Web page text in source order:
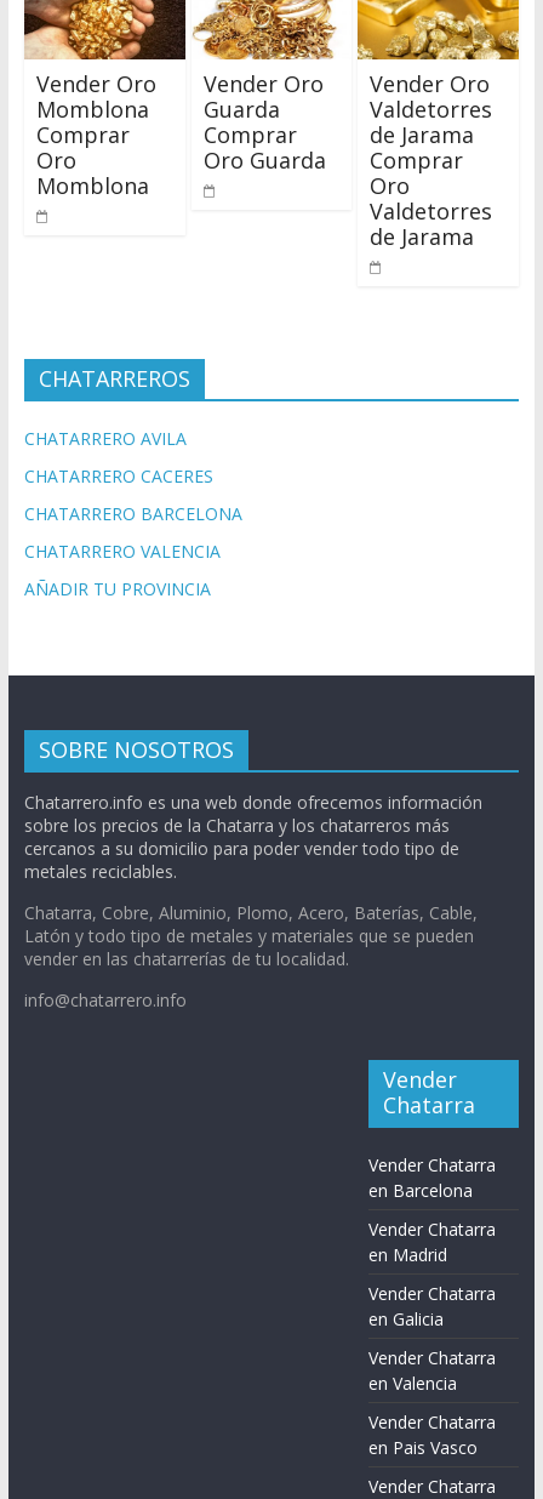
Vender Oro
Momblona
Comprar
Oro
Momblona
Vender Oro
Guarda
Comprar
Oro Guarda
Vender Oro
Valdetorres
de Jarama
Comprar
Oro
Valdetorres
de Jarama
CHATARREROS
CHATARRERO AVILA
CHATARRERO CACERES
CHATARRERO BARCELONA
CHATARRERO VALENCIA
AÑADIR TU PROVINCIA
SOBRE NOSOTROS
Chatarrero.info es una web donde ofrecemos información
sobre los precios de la Chatarra y los chatarreros más
cercanos a su domicilio para poder vender todo tipo de
metales reciclables.
Chatarra, Cobre, Aluminio, Plomo, Acero, Baterías, Cable,
Latón y todo tipo de metales y materiales que se pueden
vender en las chatarrerías de tu localidad.
info@chatarrero.info
Vender
Chatarra
Vender Chatarra
en Barcelona
Vender Chatarra
en Madrid
Vender Chatarra
en Galicia
Vender Chatarra
en Valencia
Vender Chatarra
en Pais Vasco
Vender Chatarra